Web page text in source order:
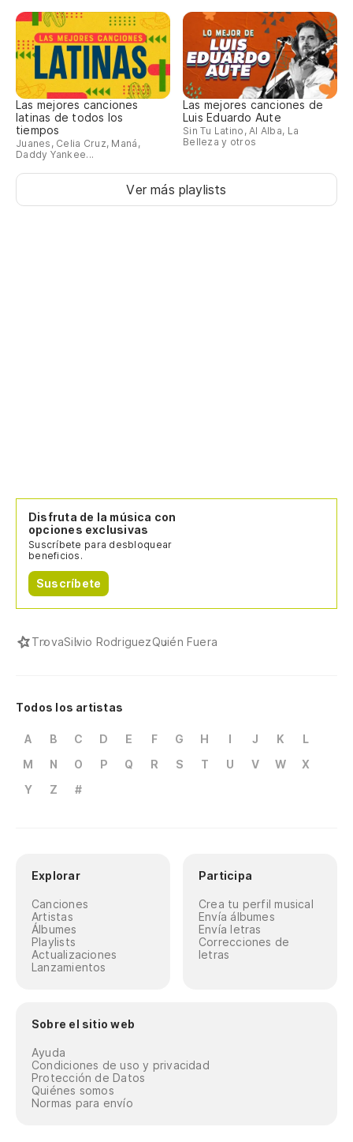
Las mejores canciones
latinas de todos los
tiempos
Juanes, Celia Cruz, Maná,
Daddy Yankee...
Las mejores canciones de
Luis Eduardo Aute
Sin Tu Latino, Al Alba, La
Belleza y otros
Ver más playlists
Disfruta de la música con
opciones exclusivas
Suscríbete para desbloquear
beneficios.
Suscríbete
TrovaSilvio RodriguezQuién Fuera
Todos los artistas
A B C D E F G H I J K
L
M
N O P Q R S T U V W
X
Y
Z #
Explorar
Canciones
Artistas
Álbumes
Playlists
Actualizaciones
Lanzamientos
Participa
Crea tu perfil musical
Envía álbumes
Envía letras
Correcciones de
letras
Sobre el sitio web
Ayuda
Condiciones de uso y privacidad
Protección de Datos
Quiénes somos
Normas para envío